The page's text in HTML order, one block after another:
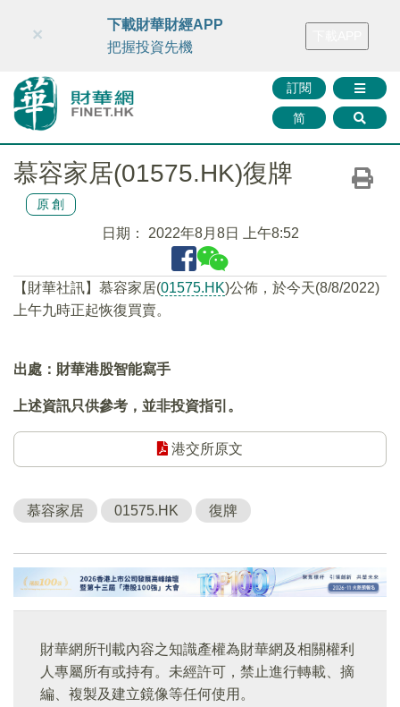
財華智庫網 FINTV FINMETA 財華證券 媒體矩陣
訂閱
简
×
下載財華財經APP
把握投資先機
慕容家居(01575.HK)復牌
原創
日期： 2022年8月8日 上午8:52
【財華社訊】慕容家居(01575.HK)公佈，於今天(8/8/2022)
上午九時正起恢復買賣。
出處：財華港股智能寫手
上述資訊只供參考，並非投資指引。
港交所原文
慕容家居 01575.HK 復牌
財華網所刊載內容之知識產權為財華網及相關權利
人專屬所有或持有。未經許可，禁止進行轉載、摘
編、複製及建立鏡像等任何使用。